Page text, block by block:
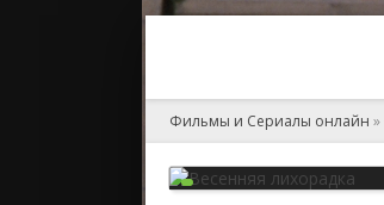
Фильмы и Сериалы онлайн »